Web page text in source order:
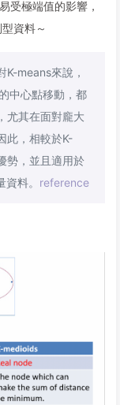
受極端值的影響，
資料～
means來說，
中心點移動，都
尤其在面對龐大
此，相較於K-
勢，並且適用於
料。 reference